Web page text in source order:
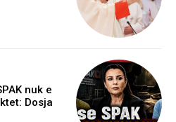
nuk e
Dosja